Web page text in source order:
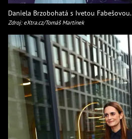
Daniela Brzobohatá s Ivetou Fabešovou.
Zdroj: eXtra.cz/Tomáš Martínek